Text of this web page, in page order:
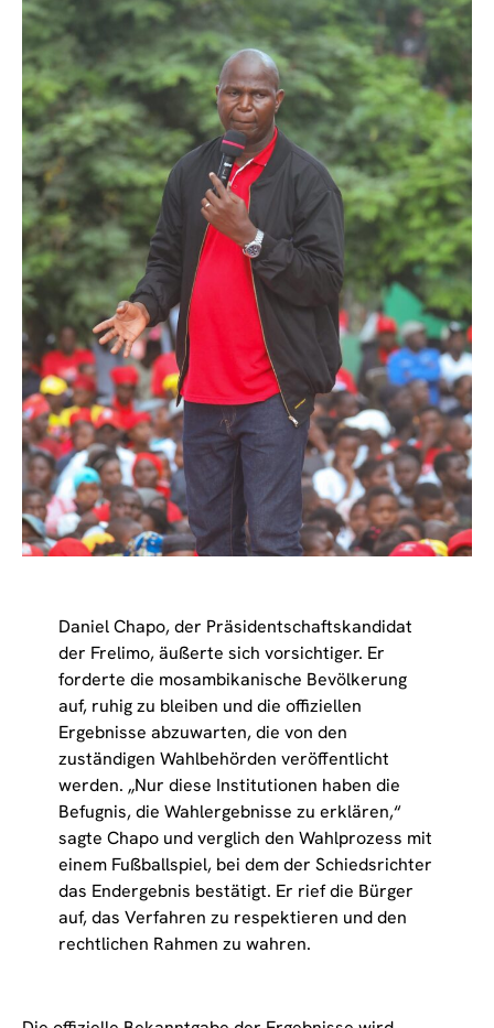
Daniel Chapo, der Präsidentschaftskandidat
der Frelimo, äußerte sich vorsichtiger. Er
forderte die mosambikanische Bevölkerung
auf, ruhig zu bleiben und die offiziellen
Ergebnisse abzuwarten, die von den
zuständigen Wahlbehörden veröffentlicht
werden. „Nur diese Institutionen haben die
Befugnis, die Wahlergebnisse zu erklären,“
sagte Chapo und verglich den Wahlprozess mit
einem Fußballspiel, bei dem der Schiedsrichter
das Endergebnis bestätigt. Er rief die Bürger
auf, das Verfahren zu respektieren und den
rechtlichen Rahmen zu wahren.